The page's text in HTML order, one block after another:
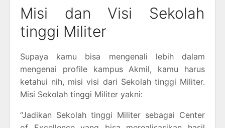
Misi dan Visi Sekolah
tinggi Militer
Supaya kamu bisa mengenali lebih dalam
mengenai profile kampus Akmil, kamu harus
ketahui nih, misi visi dari Sekolah tinggi Militer.
Misi Sekolah tinggi Militer yakni:
“Jadikan Sekolah tinggi Militer sebagai Center